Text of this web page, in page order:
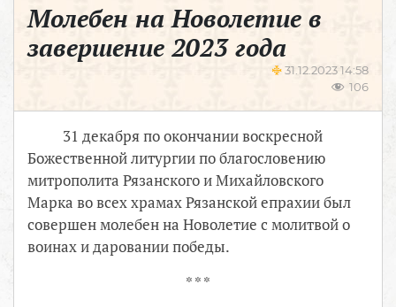
Молебен на Новолетие в
завершение 2023 года
31.12.2023 14:58
106
31 декабря по окончании воскресной
Божественной литургии по благословению
митрополита Рязанского и Михайловского
Марка во всех храмах Рязанской епрахии был
совершен молебен на Новолетие с молитвой о
воинах и даровании победы.
* * *